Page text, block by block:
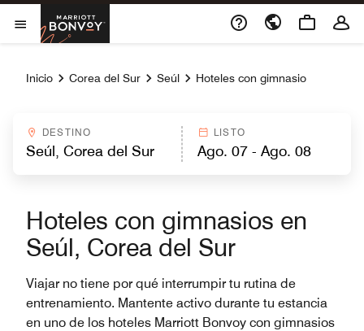
Skip to Content
Abrir el menú
Marriott Bonvoy
Inicio Corea del Sur Seúl Hoteles con gimnasio
DESTINO LISTO
Hoteles con gimnasios en
Seúl, Corea del Sur
Viajar no tiene por qué interrumpir tu rutina de
entrenamiento. Mantente activo durante tu estancia
en uno de los hoteles Marriott Bonvoy con gimnasios